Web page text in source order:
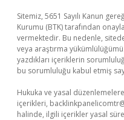
Sitemiz, 5651 Sayılı Kanun
Kurumu (BTK) tarafından
vermektedir. Bu nedenle,
veya araştırma
yazdıkları içeriklerin
bu sorumluluğu kabul etmiş
Hukuka ve yasal
içerikleri,
halinde, ilgili içerikler yasal